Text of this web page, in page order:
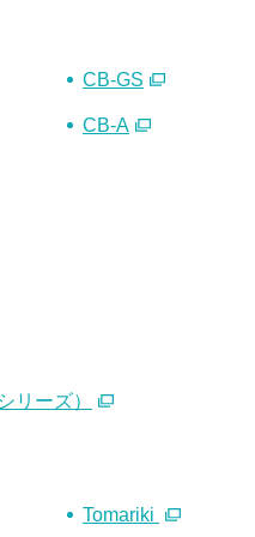
CB-GS
CB-A
リーズ）
Tomariki